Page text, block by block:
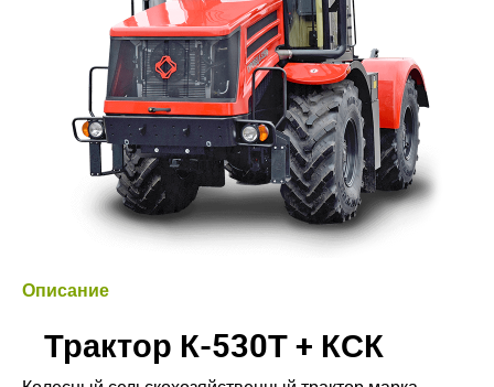
Описание
Трактор К-530Т + КСК